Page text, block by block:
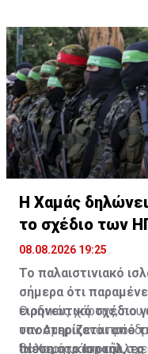
Ουάσινγκτον.
Η Χαμάς
το σχέδιο των
08.08.2026 19:25
Το παλαιστινιακό
σήμερα ότι
ειρηνευτικό σχέδιο
υποστηρίζεται από
πίεση στο Ισραήλ,
Ο οδικός χάρτης,
τον Αμερικανό
δεύτερη φάση του
"Η Χαμάς και οι